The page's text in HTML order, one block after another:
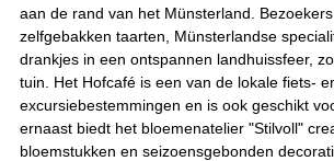
aan de rand van het Münsterland.
zelfgebakken taarten, Münsterlandse
drankjes in een ontspannen landhuissfeer,
tuin. Het Hofcafé is een van de lokale fiets-
excursiebestemmingen en is ook geschikt
ernaast biedt het bloemenatelier "Stilvoll"
bloemstukken en seizoensgebonden